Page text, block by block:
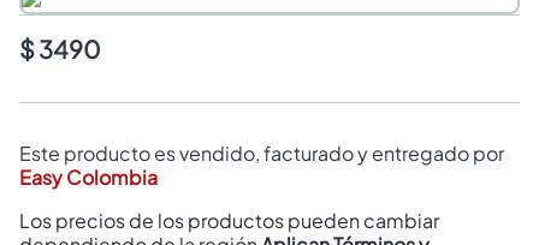
$ 3490
Este producto es vendido, facturado y entregado por
Easy Colombia
Los precios de los productos pueden cambiar
neveras